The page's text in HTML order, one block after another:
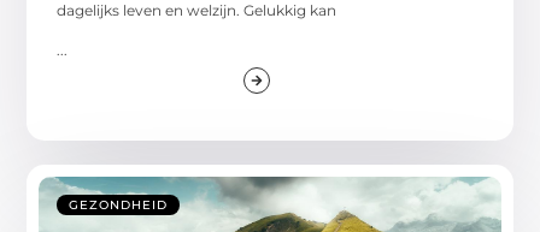
dagelijks leven en welzijn. Gelukkig kan
GEZONDHEID